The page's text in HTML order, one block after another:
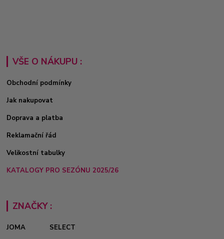
VŠE O NÁKUPU :
Obchodní podmínky
Jak nakupovat
Doprava a platba
Reklamační řád
Velikostní tabulky
KATALOGY PRO SEZÓNU 2025/26
ZNAČKY :
JOMA
SELECT